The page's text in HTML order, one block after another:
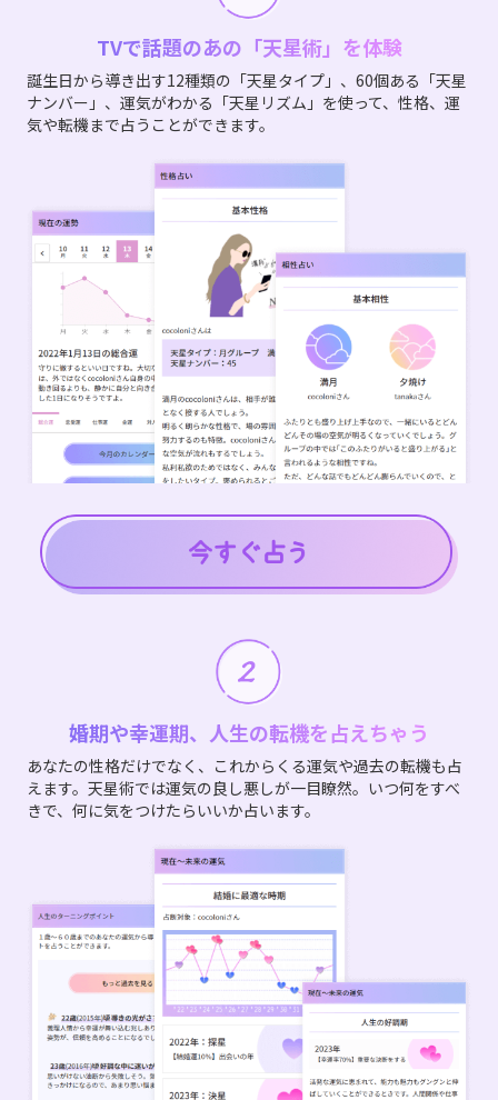
TVで話題のあの「天星術」を体験
誕生日から導き出す12種類の「天星タイプ」、60個ある「天星
ナンバー」、運気がわかる「天星リズム」を使って、性格、運
気や転機まで占うことができます。
婚期や幸運期、人生の転機を占えちゃう
あなたの性格だけでなく、これからくる運気や過去の転機も占
えます。天星術では運気の良し悪しが一目瞭然。いつ何をすべ
きで、何に気をつけたらいいか占います。